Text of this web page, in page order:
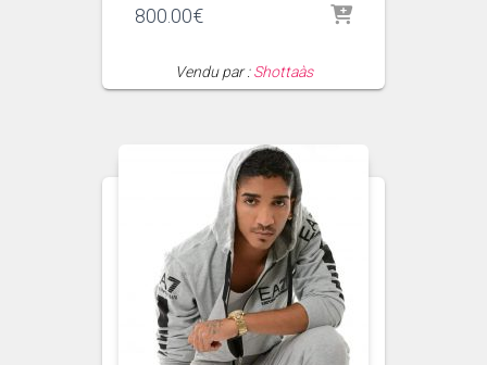
800.00€
Vendu par :Shottaàs